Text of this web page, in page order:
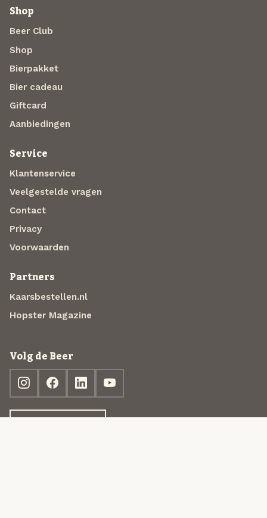
Shop
Beer Club
Shop
Bierpakket
Bier cadeau
Giftcard
Aanbiedingen
Service
Klantenservice
Veelgestelde vragen
Contact
Privacy
Voorwaarden
Partners
Kaarsbestellen.nl
Hopster Magazine
Volg de Beer